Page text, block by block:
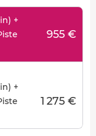
+
955 €
+
1 275 €